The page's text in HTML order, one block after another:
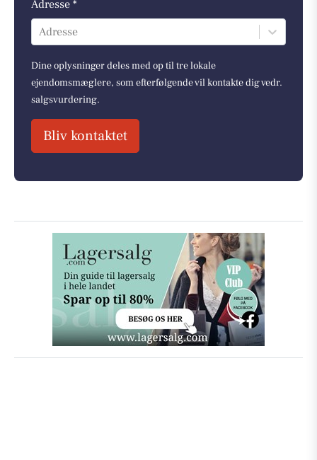
Adresse *
Adresse
Dine oplysninger deles med op til tre lokale
ejendomsmæglere, som efterfølgende vil kontakte dig vedr.
salgsvurdering.
Bliv kontaktet